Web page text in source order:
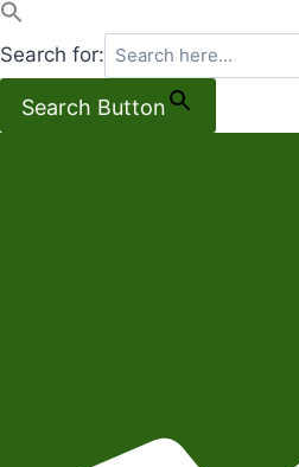
Search for:
Search Button